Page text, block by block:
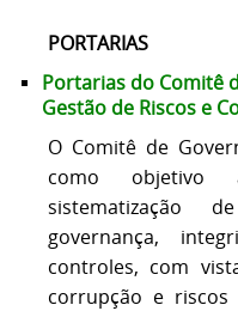
PORTARIAS
Portarias do Comitê
Gestão de Riscos e
O Comitê de
como objetivo
sistematização
governança,
controles, com
corrupção e